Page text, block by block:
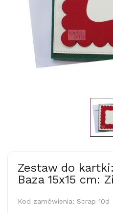
Zestaw do
Baza 15x15 cm:
Kod zamówienia: Scrap 10d